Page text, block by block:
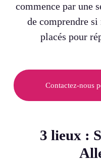
commence par une
de comprendre
placés pour
Contactez-nous
3 lieux :